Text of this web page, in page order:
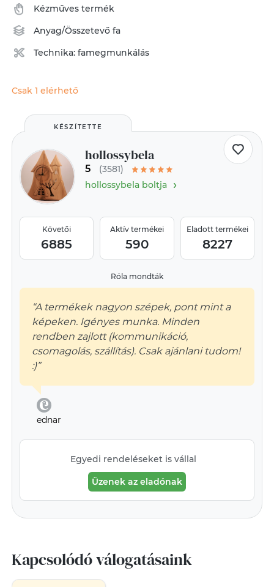
Kézműves termék
Anyag/Összetevőfa
Technika:famegmunkálás
Csak 1 elérhető
KÉSZÍTETTE
hollossybela
5
(3581)
hollossybela boltja›
Követői
6885
Aktív termékei
590
Eladott termékei
8227
Róla mondták
“A termékek nagyon szépek, pont mint a
képeken. Igényes munka. Minden
rendben zajlott (kommunikáció,
csomagolás, szállítás). Csak ajánlani tudom!
:)”
ednar
Egyedi rendeléseket is vállal
Üzenek az eladónak
Kapcsolódó válogatásaink